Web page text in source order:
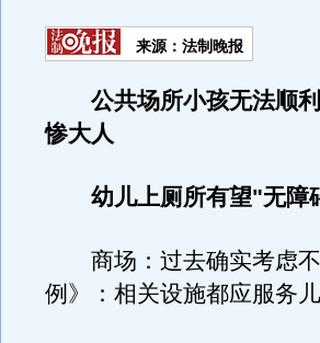
来源：法制晚报
公共场所小孩无法顺
惨大人
幼儿上厕所有望"无障
商场：过去确实考虑不
例》：相关设施都应服务